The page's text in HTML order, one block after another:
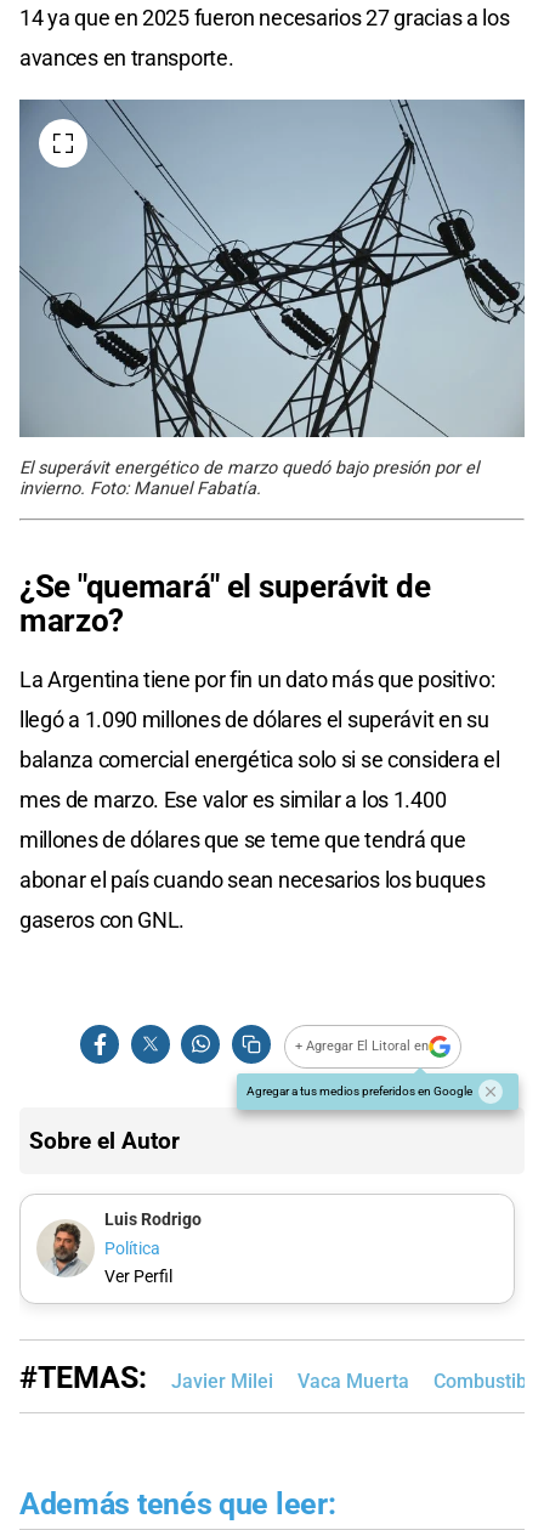
14 ya que en 2025 fueron necesarios 27 gracias a los
avances en transporte.
El superávit energético de marzo quedó bajo presión por el
invierno. Foto: Manuel Fabatía.
¿Se "quemará" el superávit de
marzo?
La Argentina tiene por fin un dato más que positivo:
llegó a 1.090 millones de dólares el superávit en su
balanza comercial energética solo si se considera el
mes de marzo. Ese valor es similar a los 1.400
millones de dólares que se teme que tendrá que
abonar el país cuando sean necesarios los buques
gaseros con GNL.
+ Agregar El Litoral en
Agregar a tus medios preferidos en Google
Sobre el Autor
Luis Rodrigo
Política
Ver Perfil
#TEMAS: Javier Milei Vaca Muerta
Además tenés que leer: